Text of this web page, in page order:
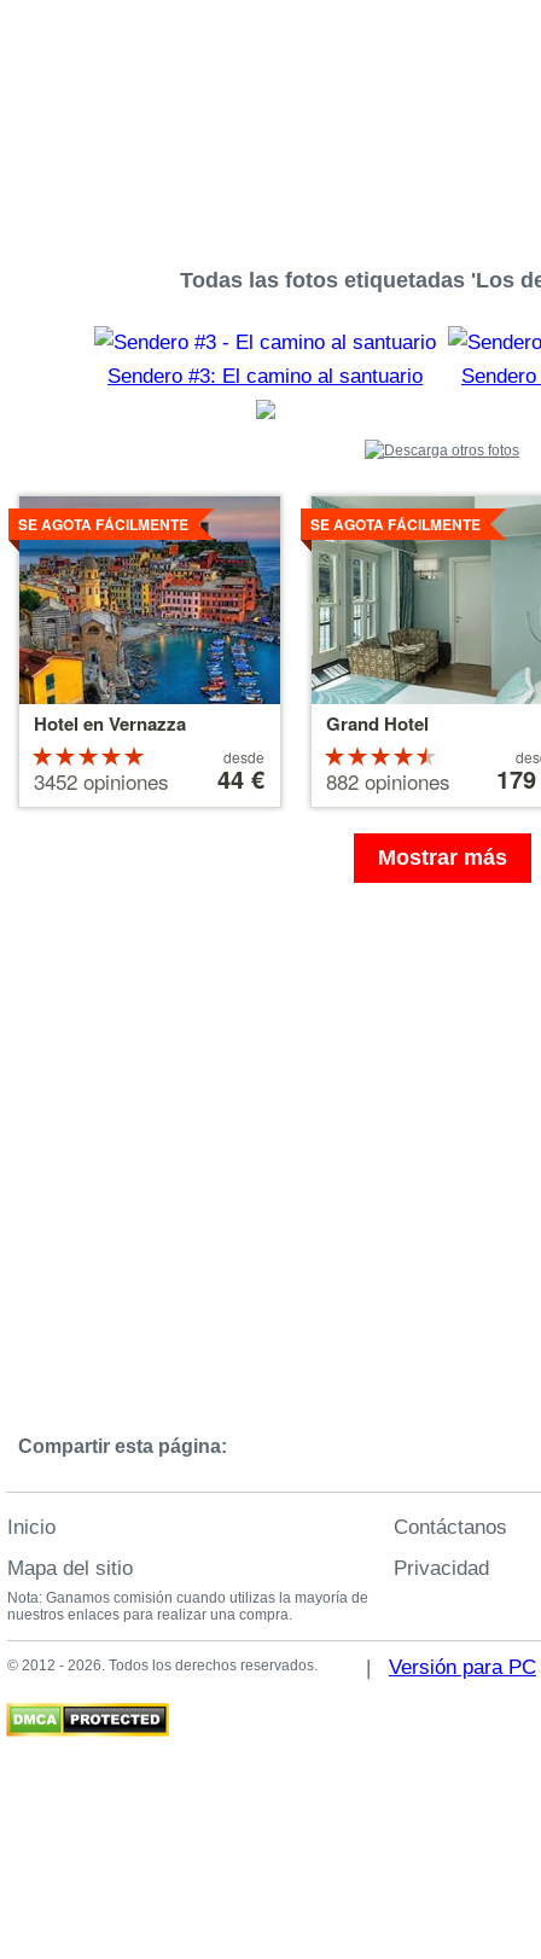
Todas las fotos etiquetadas 'Los
Sendero #3: El camino al santuario
Hotel en Vernazza
SE AGOTA FÁCILMENTE
Valoración
de 5
estrellas
3452 opiniones
44 €
desde
44 €
Ver
detalles
Grand Hotel
SE AGOTA FÁCILMENTE
de 4.5
estrellas
882 opiniones partir
179 €
Ver
detalles
Mostrar más
Compartir esta página:
Inicio
Mapa del sitio
Contáctanos
Privacidad
Nota: Ganamos comisión cuando utilizas la mayoría de
nuestros enlaces para realizar una compra.
© 2012 - 2026. Todos los derechos reservados. | Versión para PC